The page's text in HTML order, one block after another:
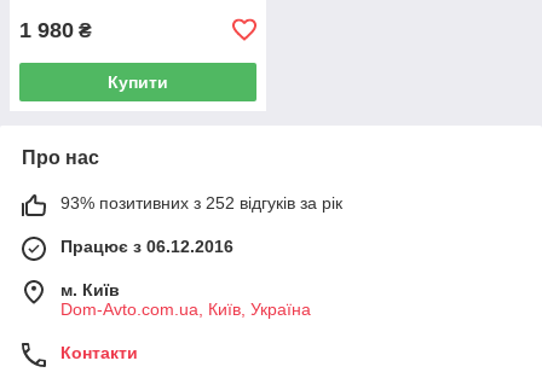
1 980 ₴
Купити
Про нас
93% позитивних з 252 відгуків за рік
Працює з 06.12.2016
м. Київ
Dom-Avto.com.ua, Київ, Україна
Контакти